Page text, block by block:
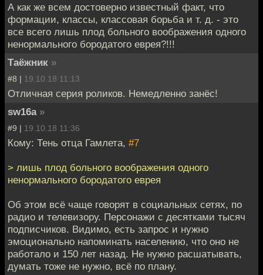
А как же всем достоверно известный факт, что
формации, классы, классовая борьба и т. д. - это
все всего лишь плод больного воображения одного
ненормального бородатого еврея?!!!
Таёжник »
#8 | 19.10.18 11:13
Отличная серия роликов. Немедленно занёс!
sw16a »
#9 | 19.10.18 11:36
Кому: Тень отца Гамлета, #7
> лишь плод больного воображения одного
ненормального бородатого еврея
Об этом всё чаще говорят в социальных сетях, по
радио и телевизору. Персонажи с десятками тысяч
подписчиков. Видимо, есть запрос и нужно
эмоционально напоминать населению, что оно не
работало и 150 лет назад. Не нужно расшатывать,
думать тоже не нужно, всё по плану.